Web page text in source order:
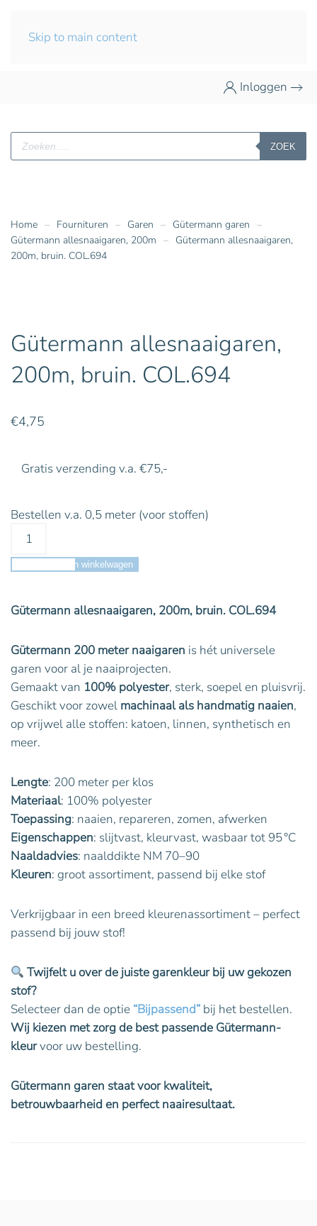
Skip to main content
Inloggen
Producten
zoeken
ZOEK
Home Fournituren Garen
Gütermann garen
Gütermann allesnaaigaren, 200m
Gütermann allesnaaigaren,
200m, bruin. COL.694
Gütermann allesnaaigaren,
200m, bruin. COL.694
€4,75
Gratis verzending v.a. €75,-
Bestellen v.a. 0,5 meter (voor stoffen)
Toevoegen aan winkelwagen
Gütermann allesnaaigaren, 200m, bruin. COL.694
Gütermann 200 meter naaigaren is hét universele
garen voor al je naaiprojecten.
Gemaakt van 100% polyester, sterk, soepel en pluisvrij.
Geschikt voor zowel machinaal als handmatig naaien,
op vrijwel alle stoffen: katoen, linnen, synthetisch en
meer.
Lengte: 200 meter per klos
Materiaal: 100% polyester
Toepassing: naaien, repareren, zomen, afwerken
Eigenschappen: slijtvast, kleurvast, wasbaar tot 95 °C
Naaldadvies: naalddikte NM 70–90
Kleuren: groot assortiment, passend bij elke stof
Verkrijgbaar in een breed kleurenassortiment – perfect
passend bij jouw stof!
Twijfelt u over de juiste garenkleur bij uw gekozen
stof?
Selecteer dan de optie “Bijpassend” bij het bestellen.
Wij kiezen met zorg de best passende Gütermann-
kleurvoor uw bestelling.
Gütermann garen staat voor kwaliteit,
betrouwbaarheid en perfect naairesultaat.